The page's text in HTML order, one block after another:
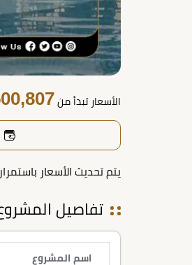
الأسعار تبدأ من
يتم تحديث الأسعار
تفاصيل
اسم المشروع